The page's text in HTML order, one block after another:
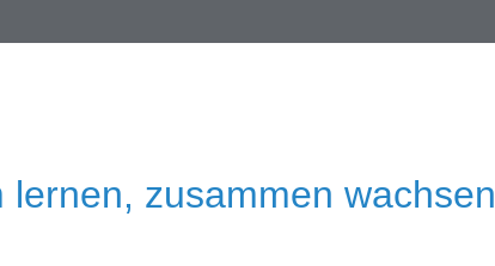
lernen, zusammen wachsen